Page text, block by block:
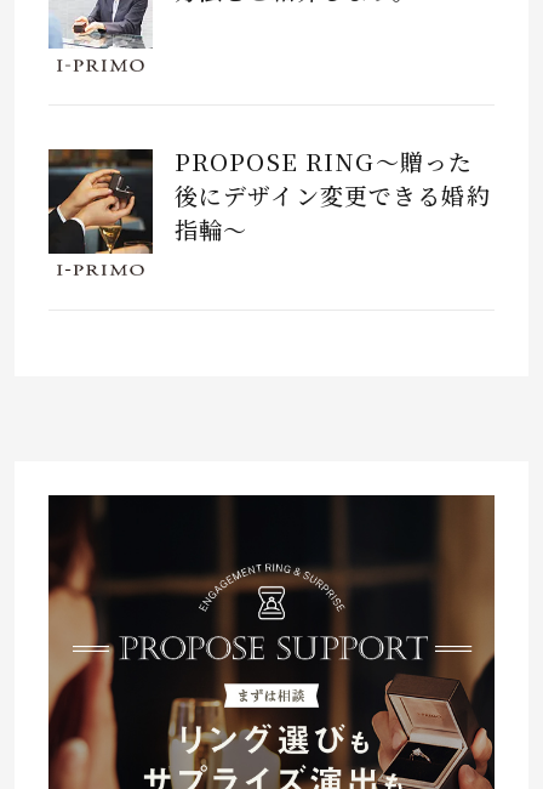
PROPOSE RING～贈った
後にデザイン変更できる婚約
指輪～